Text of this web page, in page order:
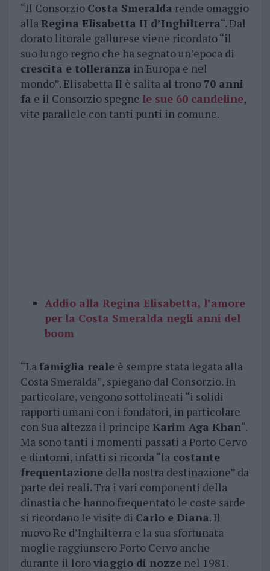
“Il Consorzio Costa Smeralda rende omaggio
allaRegina Elisabetta II d’Inghilterra“. Dal
dorato litorale gallurese viene ricordato “il
suo lungo regno che ha segnato un’epoca di
crescita e tolleranza in Europa e nel
mondo”. Elisabetta II è salita al trono70 anni
fa e il Consorzio spegne le sue 60 candeline,
vite parallele con tanti punti in comune.
Addio alla Regina Elisabetta, l’amore
per la Costa Smeralda negli anni del
boom
“La famiglia reale è sempre stata legata alla
Costa Smeralda”, spiegano dal Consorzio. In
particolare, vengono sottolineati “i solidi
rapporti umani con i fondatori, in particolare
con Sua altezza il principe Karim Aga Khan“.
Ma sono tanti i momenti passati a Porto Cervo
e dintorni, infatti si ricorda “lacostante
frequentazionedella nostra destinazione” da
parte dei reali. Tra i vari componenti della
dinastia che hanno frequentato le coste sarde
si ricordano le visite di Carlo e Diana. Il
nuovo Re d’Inghilterra e la sua sfortunata
moglie raggiunsero Porto Cervo anche
durante il loroviaggio di nozzenel 1981.